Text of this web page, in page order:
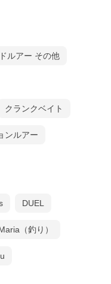
ルアー その他
クランクベイト
ンルアー
DUEL
（釣り）